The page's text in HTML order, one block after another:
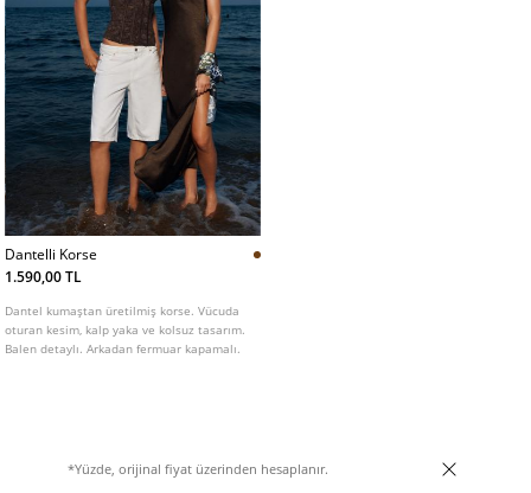
Dantelli Korse
1.590,00 TL
Dantel kumaştan üretilmiş korse. Vücuda
oturan kesim, kalp yaka ve kolsuz tasarım.
Balen detaylı. Arkadan fermuar kapamalı.
*Yüzde, orijinal fiyat üzerinden hesaplanır.